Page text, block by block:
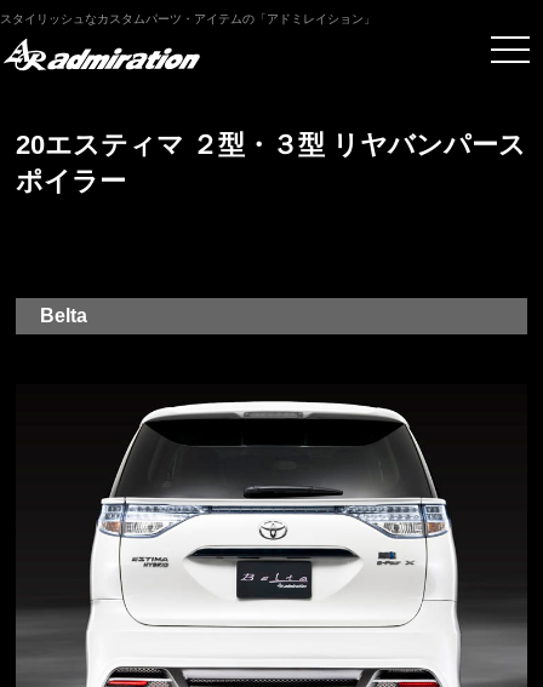
スタイリッシュなカスタムパーツ・アイテムの「アドミレイション」
20エスティマ ２型・３型 リヤバンパース
ポイラー
Belta